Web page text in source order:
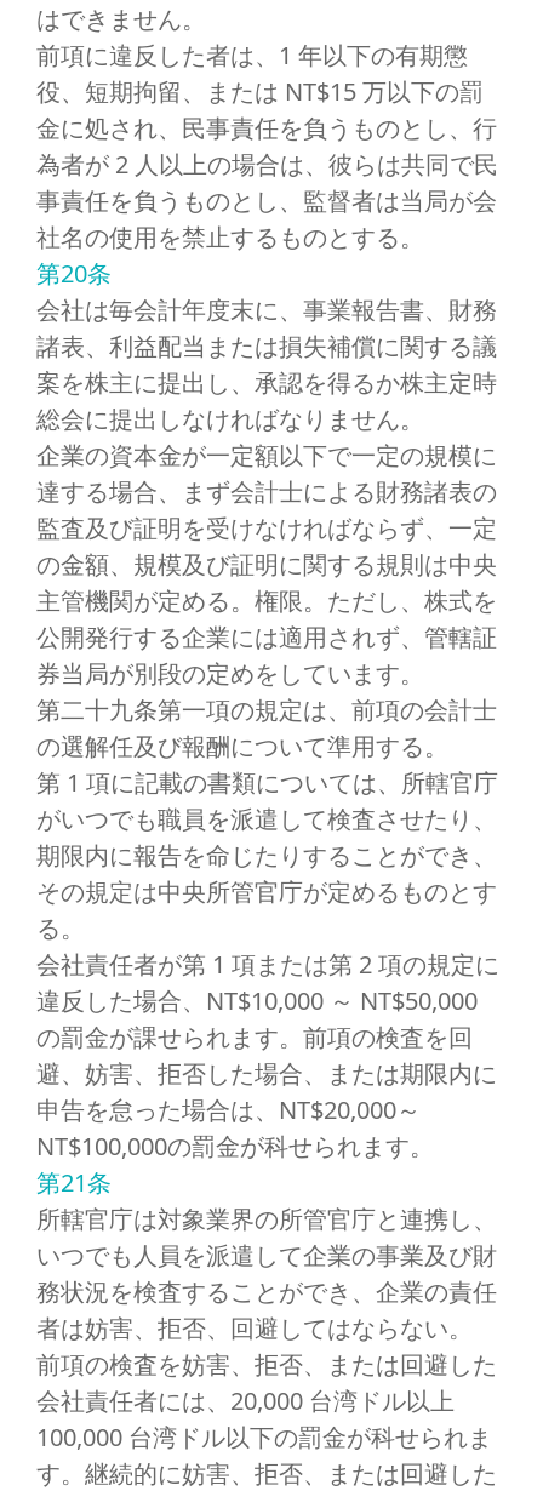
はできません。
前項に違反した者は、1 年以下の有期懲
役、短期拘留、または NT$15 万以下の罰
金に処され、民事責任を負うものとし、行
為者が 2 人以上の場合は、彼らは共同で民
事責任を負うものとし、監督者は当局が会
社名の使用を禁止するものとする。
第20条
会社は毎会計年度末に、事業報告書、財務
諸表、利益配当または損失補償に関する議
案を株主に提出し、承認を得るか株主定時
総会に提出しなければなりません。
企業の資本金が一定額以下で一定の規模に
達する場合、まず会計士による財務諸表の
監査及び証明を受けなければならず、一定
の金額、規模及び証明に関する規則は中央
主管機関が定める。権限。ただし、株式を
公開発行する企業には適用されず、管轄証
券当局が別段の定めをしています。
第二十九条第一項の規定は、前項の会計士
の選解任及び報酬について準用する。
第 1 項に記載の書類については、所轄官庁
がいつでも職員を派遣して検査させたり、
期限内に報告を命じたりすることができ、
その規定は中央所管官庁が定めるものとす
る。
会社責任者が第 1 項または第 2 項の規定に
違反した場合、NT$10,000 ～ NT$50,000
の罰金が課せられます。前項の検査を回
避、妨害、拒否した場合、または期限内に
申告を怠った場合は、NT$20,000～
NT$100,000の罰金が科せられます。
第21条
所轄官庁は対象業界の所管官庁と連携し、
いつでも人員を派遣して企業の事業及び財
務状況を検査することができ、企業の責任
者は妨害、拒否、回避してはならない。
前項の検査を妨害、拒否、または回避した
会社責任者には、20,000 台湾ドル以上
100,000 台湾ドル以下の罰金が科せられま
す。継続的に妨害、拒否、または回避した